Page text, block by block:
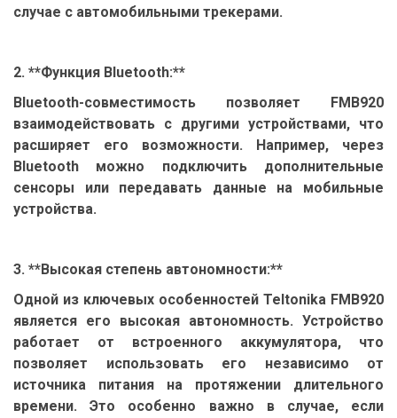
случае с автомобильными трекерами.
2. **Функция Bluetooth:**
Bluetooth-совместимость позволяет FMB920
взаимодействовать с другими устройствами, что
расширяет его возможности. Например, через
Bluetooth можно подключить дополнительные
сенсоры или передавать данные на мобильные
устройства.
3. **Высокая степень автономности:**
Одной из ключевых особенностей Teltonika FMB920
является его высокая автономность. Устройство
работает от встроенного аккумулятора, что
позволяет использовать его независимо от
источника питания на протяжении длительного
времени. Это особенно важно в случае, если